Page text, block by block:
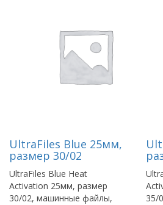
UltraFiles Blue 25мм,
размер 30/02
UltraFiles Blue Heat
Activation 25мм, размер
30/02, машинные файлы,
35/